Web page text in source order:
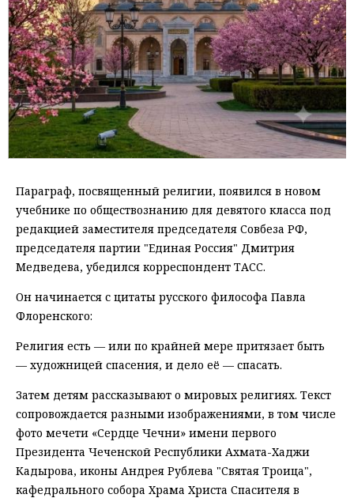
Параграф, посвященный религии, появился в новом
учебнике по обществознанию для девятого класса под
редакцией заместителя председателя Совбеза РФ,
председателя партии "Единая Россия" Дмитрия
Медведева, убедился корреспондент ТАСС.
Он начинается с цитаты русского философа Павла
Флоренского:
Религия есть — или по крайней мере притязает быть
— художницей спасения, и дело её — спасать.
Затем детям рассказывают о мировых религиях. Текст
сопровождается разными изображениями, в том числе
фото мечети «Сердце Чечни» имени первого
Президента Чеченской Республики Ахмата-Хаджи
Кадырова, иконы Андрея Рублева "Святая Троица",
кафедрального собора Храма Христа Спасителя в